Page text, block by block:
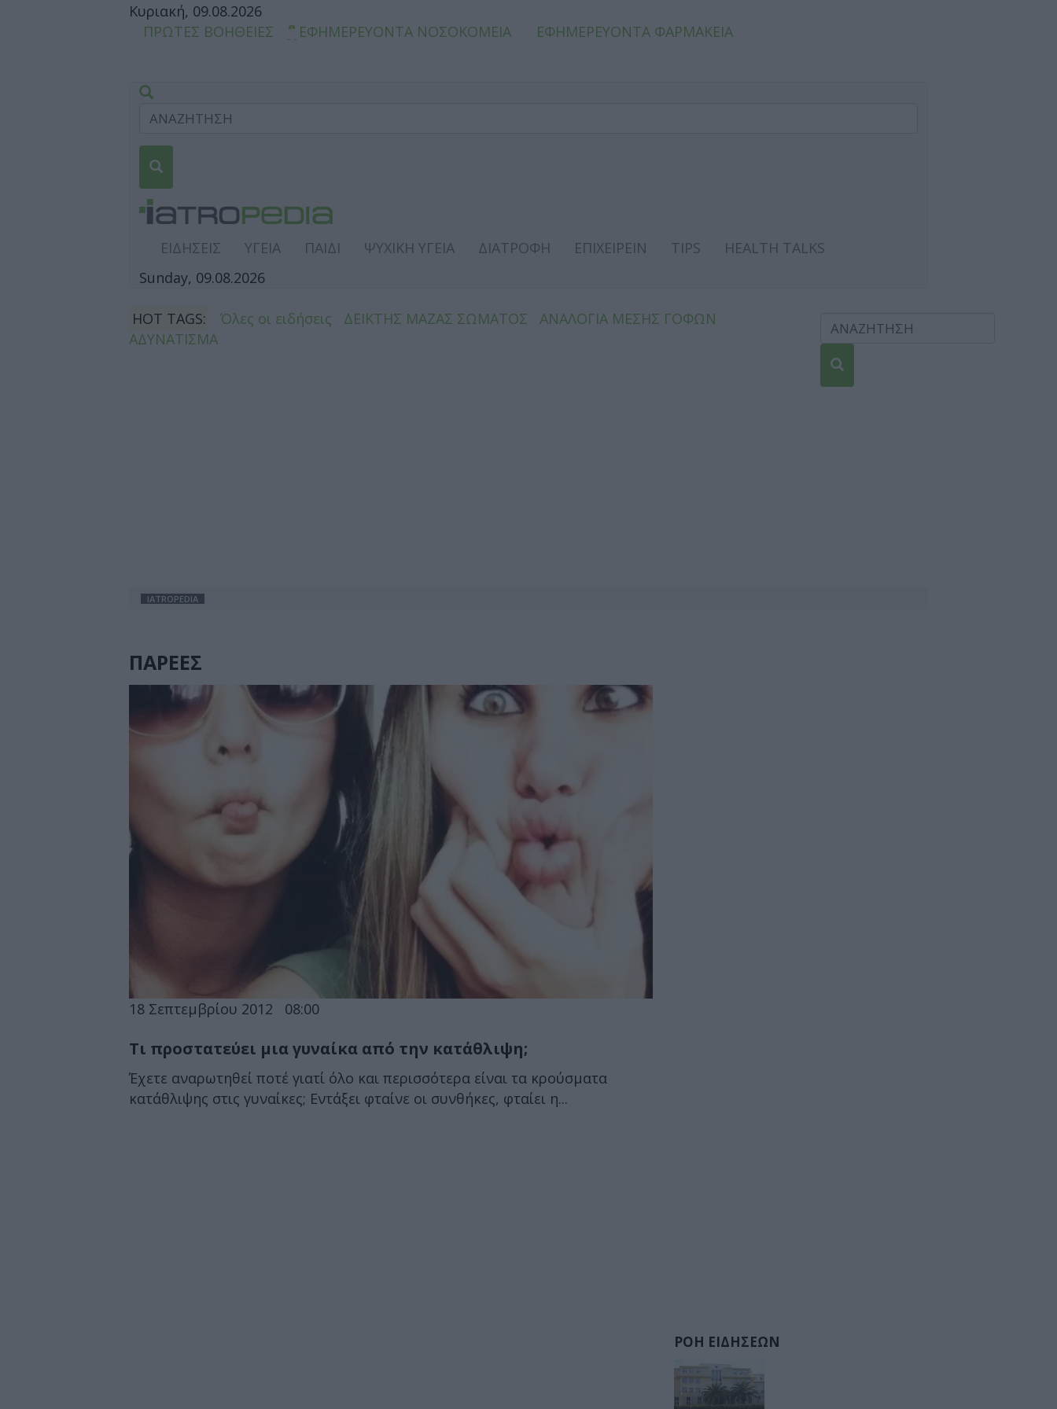
Κυριακή, 09.08.2026
ΠΡΩΤΕΣ ΒΟΗΘΕΙΕΣ
ΕΦΗΜΕΡΕΥΟΝΤΑ ΝΟΣΟΚΟΜΕΙΑ ΕΦΗΜΕΡΕΥΟΝΤΑ ΦΑΡΜΑΚΕΙΑ
ΕΙΔΗΣΕΙΣ ΥΓΕΙΑ ΠΑΙΔΙ ΨΥΧΙΚΗ ΥΓΕΙΑ ΔΙΑΤΡΟΦΗ ΕΠΙΧΕΙΡΕΙΝ TIPS
HEALTH TALKS
Sunday, 09.08.2026
HOT TAGS: Όλες οι ειδήσεις ΔΕΙΚΤΗΣ ΜΑΖΑΣ ΣΩΜΑΤΟΣ
ΑΝΑΛΟΓΙΑ ΜΕΣΗΣ ΓΟΦΩΝ
ΑΔΥΝΑΤΙΣΜΑ
IATROPEDIA
ΠΑΡΕΕΣ
18 Σεπτεμβρίου 2012 08:00
Τι προστατεύει μια γυναίκα από την κατάθλιψη;
Έχετε αναρωτηθεί ποτέ γιατί όλο και περισσότερα είναι τα κρούσματα
κατάθλιψης στις γυναίκες; Εντάξει φταίνε οι συνθήκες, φταίει η...
ΡΟΗ ΕΙΔΗΣΕΩΝ